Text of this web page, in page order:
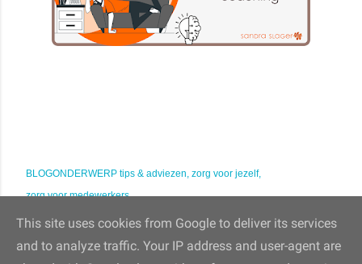
BLOGONDERWERP tips & adviezen zorg voor jezelf
zorg voor medewerkers
This site uses cookies from Google to deliver its services
and to analyze traffic. Your IP address and user-agent are